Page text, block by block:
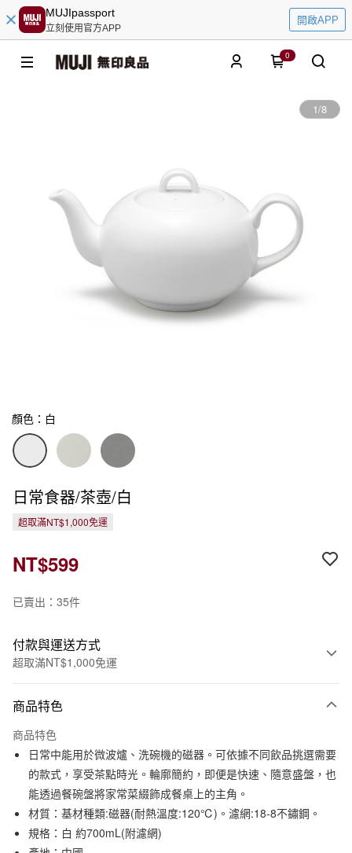
MUJIpassport
立刻使用官方APP
開啟APP
0
1/8
顏色：白
日常食器/茶壺/白
超取滿NT$1,000免運
NT$599
已賣出：35件
付款與運送方式
超取滿NT$1,000免運
信用卡一次付款
信用卡分期付款
3 期 0 利率 每期NT$199 21家銀行
合作金庫商業銀行
第一商業銀行
華南商業銀行
彰化商業銀行
上海商業儲蓄銀行
超商取貨付款
LINE Pay
商品特色
商品特色
日常中能用於微波爐、洗碗機的磁器。可依據不同飲品挑選需要
的款式，享受茶點時光。輪廓簡約，即便是快速、隨意盛盤，也
能透過餐碗盤將家常菜綴飾成餐桌上的主角。
材質：基材種類:磁器(耐熱溫度:120℃)。濾網:18-8不鏽鋼。
規格：白 約700mL(附濾網)